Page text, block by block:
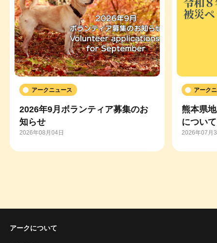
アークニュース
2026年9月ボランティア募集のお
知らせ
2026年08月04日
アーク
熊本県
について
2026年07月
アークについて